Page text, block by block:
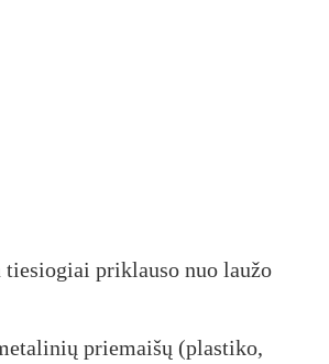
priklauso nuo laužo
priemaišų (plastiko,